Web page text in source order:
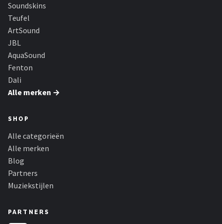
Dali
Ultimea
Carlinkit
Alle merken →
Soundskins
Teufel
ArtSound
JBL
AquaSound
Fenton
Dali
Alle merken →
SHOP
Alle categorieën
Alle merken
Blog
Partners
Muziekstijlen
PARTNERS